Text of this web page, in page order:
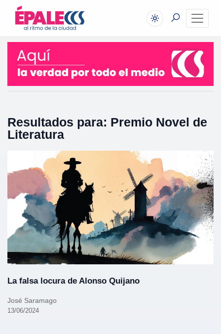
Resultados para: Premio Novel de
Literatura
La falsa locura de Alonso Quijano
José Saramago
13/06/2024